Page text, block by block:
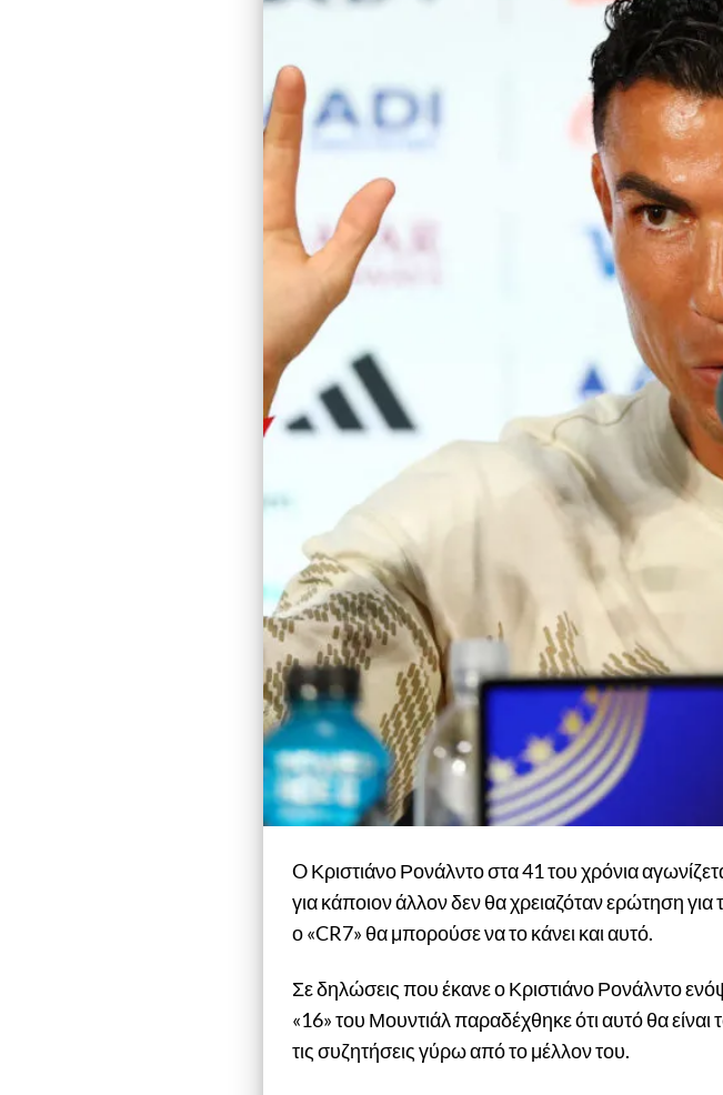
O Κριστιάνο Ρονάλντο στα 41 του χρόνια
για κάποιον άλλον δεν θα χρειαζόταν ερώτηση
ο «CR7» θα μπορούσε να το κάνει και αυτό.
Σε δηλώσεις που έκανε ο Κριστιάνο Ρονάλντο
«16» του Μουντιάλ παραδέχθηκε ότι αυτό θα
τις συζητήσεις γύρω από το μέλλον του.